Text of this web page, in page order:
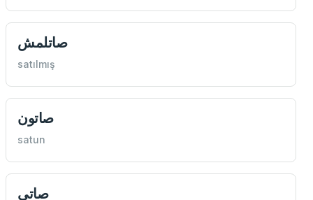
صاتلمش
satılmış
صاتون
satun
صاتی